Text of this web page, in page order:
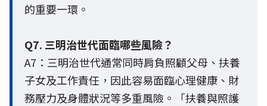
的重要一環。
Q7. 三明治世代面臨哪些風險？
A7：三明治世代通常同時肩負照顧父母、扶養
子女及工作責任，因此容易面臨心理健康、財
務壓力及身體狀況等多重風險。「扶養與照護